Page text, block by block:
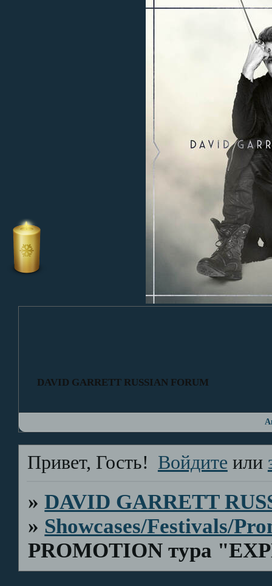
DAVID GARRETT RUSSIAN FORUM
Привет, Гость! Войдите или
»DAVID GARRETT
» Showcases/Festivals/
PROMOTION тура